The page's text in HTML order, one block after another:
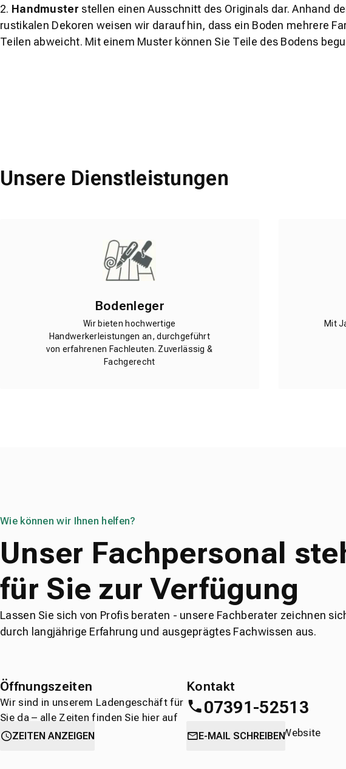
2. Handmuster stellen einen Ausschnitt des Originals dar. Anhand
rustikalen Dekoren weisen wir darauf hin, dass ein Boden mehrere
Teilen abweicht. Mit einem Muster können Sie Teile des Bodens
Unsere Dienstleistungen
Bodenleger
Wir bieten hochwertige
Handwerkerleistungen an, durchgeführt
von erfahrenen Fachleuten. Zuverlässig &
Fachgerecht
Mit
Wie können wir Ihnen helfen?
Unser Fachpersonal
für Sie zur Verfügung
Lassen Sie sich von Profis beraten - unsere Fachberater zeichnen
durch langjährige Erfahrung und ausgeprägtes Fachwissen aus.
Öffnungszeiten
Wir sind in unserem Ladengeschäft für
Sie da – alle Zeiten finden Sie hier auf
einen Blick.
ZEITEN ANZEIGEN
Kontakt
07391-52513
oderdirekt über die Website
E-MAIL SCHREIBEN